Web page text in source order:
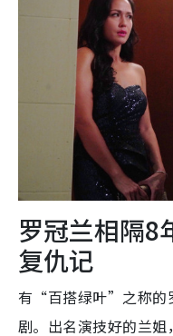
罗冠兰相隔
复仇记
有“百搭绿叶”之称的
剧。出名演技好的兰